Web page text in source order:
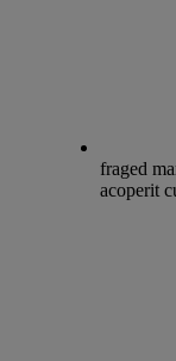
fraged
acoperit